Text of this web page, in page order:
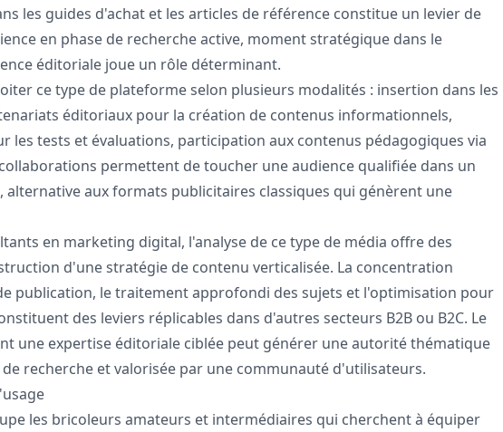
les guides d'achat et les articles de référence constitue un levier de
en phase de recherche active, moment stratégique dans le
éditoriale joue un rôle déterminant.
ce type de plateforme selon plusieurs modalités : insertion dans les
éditoriaux pour la création de contenus informationnels,
les tests et évaluations, participation aux contenus pédagogiques via
permettent de toucher une audience qualifiée dans un
aux formats publicitaires classiques qui génèrent une
en marketing digital, l'analyse de ce type de média offre des
d'une stratégie de contenu verticalisée. La concentration
publication, le traitement approfondi des sujets et l'optimisation pour
des leviers réplicables dans d'autres secteurs B2B ou B2C. Le
une expertise éditoriale ciblée peut générer une autorité thématique
recherche et valorisée par une communauté d'utilisateurs.
les bricoleurs amateurs et intermédiaires qui cherchent à équiper